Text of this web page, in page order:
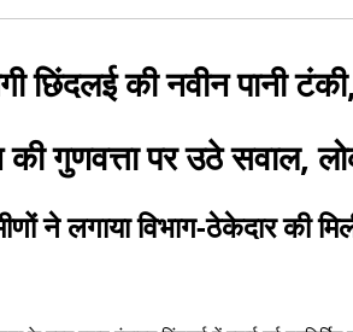
छिंदलई की नवीन पानी
गुणवत्ता पर उठे सवाल,
ने लगाया विभाग-ठेकेदार की